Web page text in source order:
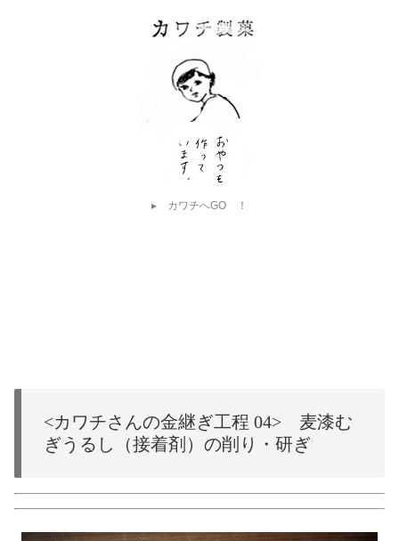
▸ カワチへGO ！
<カワチさんの金継ぎ工程 04> 麦漆む
ぎうるし（接着剤）の削り・研ぎ